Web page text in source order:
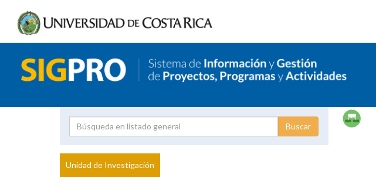
Proyecto
Investigador
Unidad de Investigación